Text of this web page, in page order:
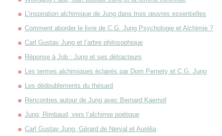
L’inspiration alchimique de Jung dans trois œuvres essentielles
Comment aborder le livre de C.G. Jung Psychologie et Alchimie ?
Carl Gustav Jung et l’arbre philosophique
Réponse à Job : Jung et ses détracteurs
Les termes alchimiques éclairés par Dom Pernety et C.G. Jung
Les dédoublements du thésard
Rencontres autour de Jung avec Bernard Kaempf
Jung, Rimbaud, vers l’alchimie poétique
Carl Gustav Jung, Gérard de Nerval et Aurélia